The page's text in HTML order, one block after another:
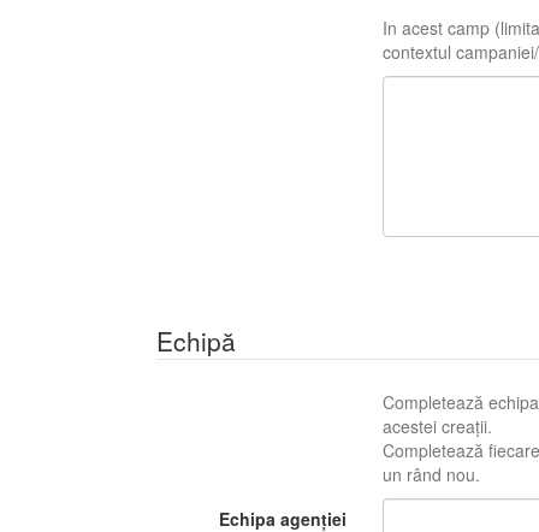
In acest camp
contextul
Echipă
Completează
acestei creații.
Completează
un rând nou.
Echipa agenției